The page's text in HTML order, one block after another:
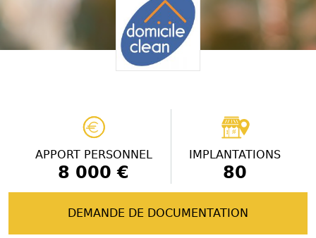
APPORT PERSONNEL
8 000 €
IMPLANTATIONS
80
DEMANDE DE DOCUMENTATION